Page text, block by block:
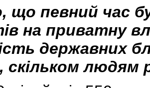
що певний час
на приватну
державних
скільком людям